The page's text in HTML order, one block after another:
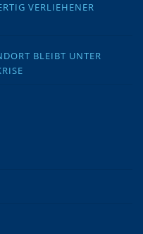
VERLIEHENER
BLEIBT UNTER